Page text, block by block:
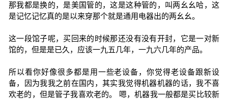
那我都是换的，是美国管的，这是这种管的，叫两幺幺哈，这
是记忆记忆真的是以来穿那个就是通用电器出的两幺幺。
这一段馆子呢，买回来的时候那还没有没有开封，它是一对新
馆的，但是是已久，应该一九五几年，一九六几年的产品。
所以看你好像很多都是用一些老设备，你觉得老设备跟新设
备，因为我我之前在国内，其实我觉得机器机器的话，我不喜
欢老的，但是管子我喜欢老的。 嗯，机器我一般都是买比较新